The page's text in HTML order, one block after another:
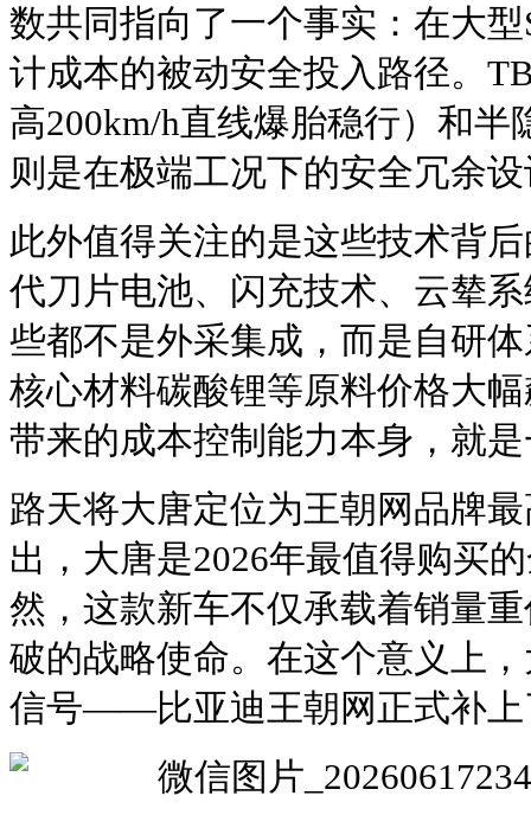
数共同指向了一个事实：在大
计成本的被动安全投入路径。
高200km/h直线爆胎稳行）和
则是在极端工况下的安全冗余
此外值得关注的是这些技术背
代刀片电池、闪充技术、云辇
些都不是外采集成，而是自研
核心材料碳酸锂等原料价格大
带来的成本控制能力本身，就
路天将大唐定位为王朝网品牌
出，大唐是2026年最值得购买
然，这款新车不仅承载着销量
破的战略使命。在这个意义上
信号——比亚迪王朝网正式补上